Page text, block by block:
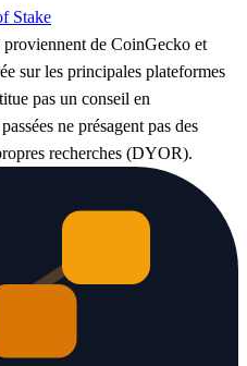
Stake
de CoinGecko et
sur les principales plateformes
pas un conseil en
ne présagent pas des
recherches (DYOR).